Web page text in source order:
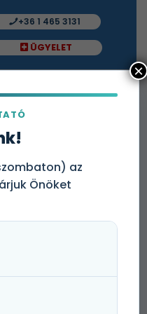
+36 1 465 3131
ÜGYELET
legnagyobb
immár több mint
az
Önöket
×